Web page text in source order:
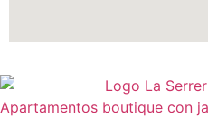
Apartamentos boutique con